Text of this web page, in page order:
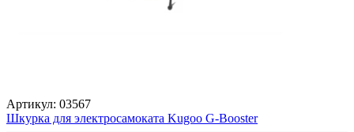
Артикул: 03567
Шкурка для электросамоката Kugoo G-Booster